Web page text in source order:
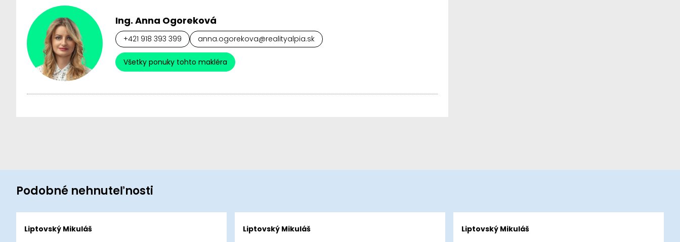
Ing. Anna Ogoreková
+421 918 393 399 anna.ogorekova@realityalpia.sk
Všetky ponuky tohto makléra
Podobné nehnuteľnosti
Liptovský Mikuláš Liptovský Mikuláš Liptovský Mikuláš